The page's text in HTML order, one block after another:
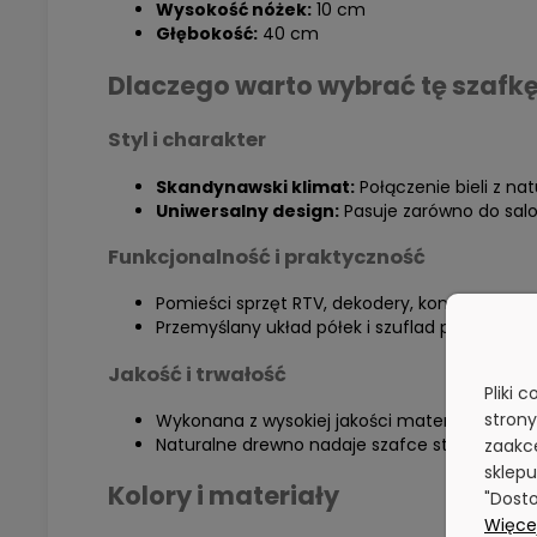
Wysokość nóżek: 10 cm
Głębokość: 40 cm
Dlaczego warto wybrać tę szafkę
Styl i charakter
Skandynawski klimat: Połączenie bieli z
Uniwersalny design: Pasuje zarówno do
Funkcjonalność i praktyczność
Pomieści sprzęt RTV, dekodery, konsole i
Przemyślany układ półek i szuflad pozwala
Jakość i trwałość
Wykonana z wysokiej jakości materiałów,
Naturalne drewno nadaje szafce stabilności i
Kolory i materiały
Pliki